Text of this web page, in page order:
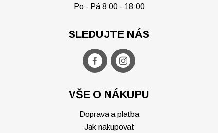
Po - Pá 8:00 - 18:00
VŠE O NÁKUPU
Doprava a platba
Jak nakupovat
SLEDUJTE NÁS